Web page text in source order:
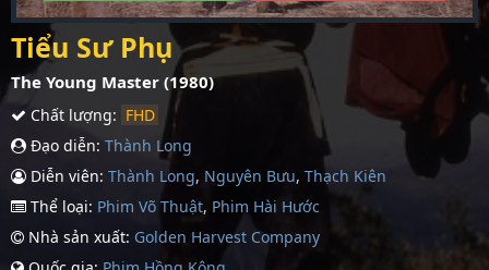
Tiểu Sư Phụ
The Young Master (1980)
Chất lượng: FHD
Đạo diễn: Thành Long
Diễn viên: Thành Long, Nguyên Bưu, Thạch Kiên
Thể loại: Phim Võ Thuật, Phim Hài Hước
Nhà sản xuất: Golden Harvest Company